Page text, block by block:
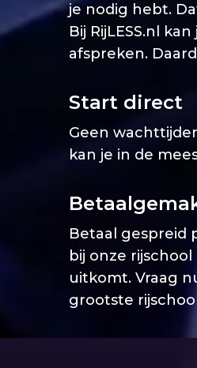
je nodig hebt.
Bij RijLESS.nl
afspreken.
Start direct
Geen
kan je in de
Betaal gespreid
bij onze
uitkomt. Vraag
grootste